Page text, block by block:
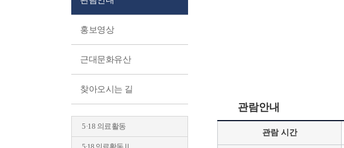
홍보영상
근대문화유산
찾아오시는 길
5·18 의료활동
관람안내
관람 시간